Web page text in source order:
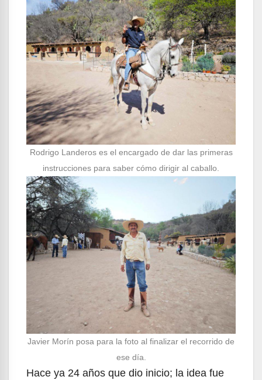
Rodrigo Landeros es el encargado de dar las primeras
instrucciones para saber cómo dirigir al caballo.
Javier Morín posa para la foto al finalizar el recorrido de
ese día.
Hace ya 24 años que dio inicio; la idea fue